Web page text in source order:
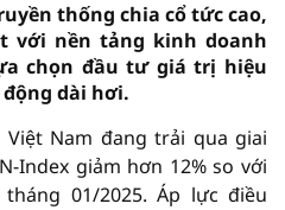
thống chia cổ tức cao,
với nền tảng kinh doanh
chọn đầu tư giá trị hiệu
dài hơi.
Nam đang trải qua giai
Index giảm hơn 12% so với
01/2025. Áp lực điều